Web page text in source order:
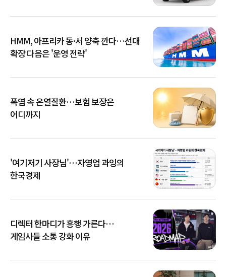
HMM, 아프리카 동·서 양축 깐다…선대
확장 다음은 '운영 전략'
폭염 속 온열질환…보험 보장은
어디까지
'여기저기 사장님'…자영업 과잉의
한국경제
디렉터 한마디가 흥행 가른다…
게임사들 소통 강화 이유